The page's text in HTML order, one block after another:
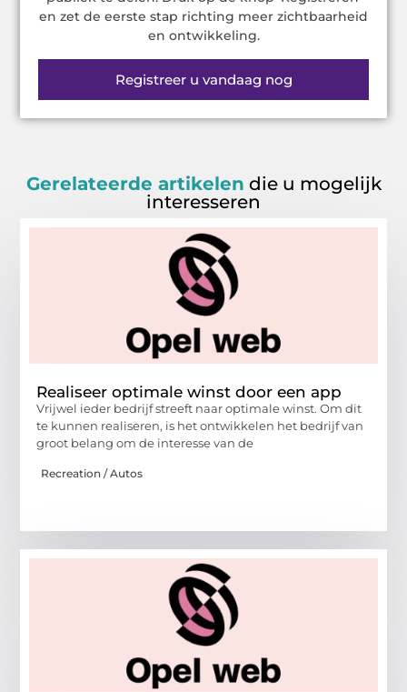
en zet de eerste stap richting meer zichtbaarheid
en ontwikkeling.
Registreer u vandaag nog
Gerelateerde artikelen die u mogelijk
interesseren
Realiseer optimale winst door een app
Vrijwel ieder bedrijf streeft naar optimale winst. Om dit
te kunnen realiseren, is het ontwikkelen het bedrijf van
groot belang om de interesse van de
Recreation / Autos